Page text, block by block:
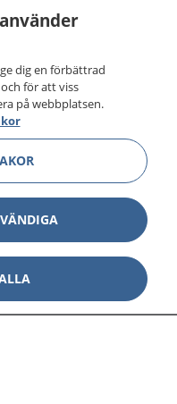
och vård
och information om
du kan kontakta.
göra dina
1177 för
bättre.
dig en förbättrad
för att viss
på webbplatsen.